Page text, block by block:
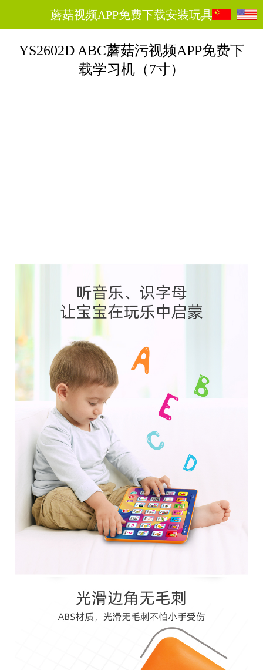
蘑菇视频APP免费下载安装玩具
YS2602D ABC蘑菇污视频APP免费下
载学习机（7寸）